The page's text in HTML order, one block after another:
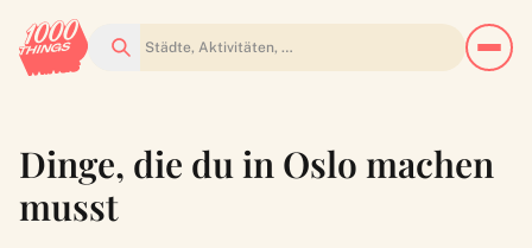
Suchen
Dinge, die du in Oslo machen
musst